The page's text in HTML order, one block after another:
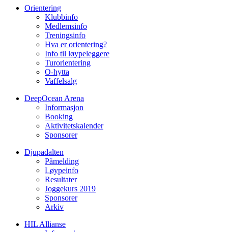
Orientering
Klubbinfo
Medlemsinfo
Treningsinfo
Hva er orientering?
Info til løypeleggere
Turorientering
O-hytta
Vaffelsalg
DeepOcean Arena
Informasjon
Booking
Aktivitetskalender
Sponsorer
Djupadalten
Påmelding
Løypeinfo
Resultater
Joggekurs 2019
Sponsorer
Arkiv
HIL Allianse